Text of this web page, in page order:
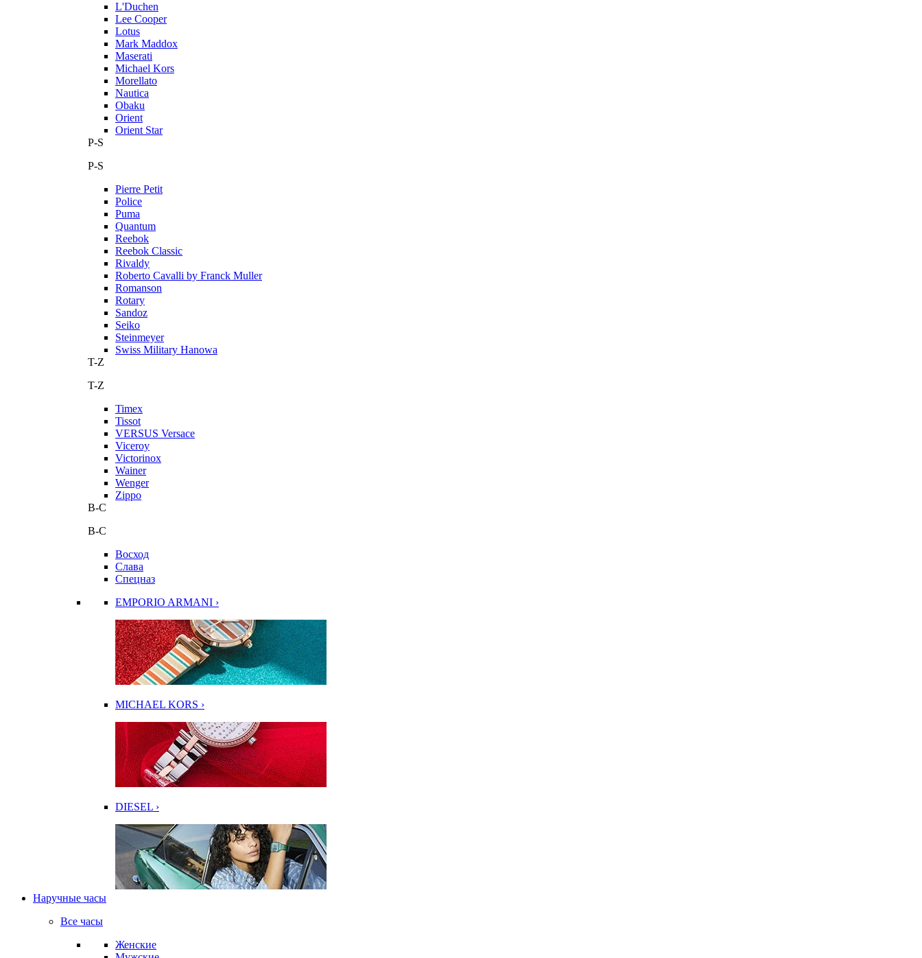
L'Duchen
Lee Cooper
Lotus
Mark Maddox
Maserati
Michael Kors
Morellato
Nautica
Obaku
Orient
Orient Star
P-S
P-S
Pierre Petit
Police
Puma
Quantum
Reebok
Reebok Classic
Rivaldy
Roberto Cavalli by Franck Muller
Romanson
Rotary
Sandoz
Seiko
Steinmeyer
Swiss Military Hanowa
T-Z
T-Z
Timex
Tissot
VERSUS Versace
Viceroy
Victorinox
Wainer
Wenger
Zippo
В-С
В-С
Восход
Слава
Спецназ
EMPORIO ARMANI ›
MICHAEL KORS ›
DIESEL ›
Наручные часы
Все часы
Женские